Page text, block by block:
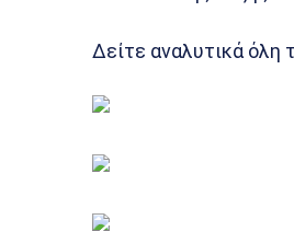
Δείτε αναλυτικά όλη